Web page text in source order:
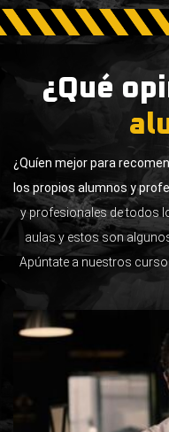
¿Qué
¿Quíen mejor para
los propios alumnos y
y profesionales de todos
aulas y estos son
Apúntate a nuestros